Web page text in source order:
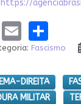
https://
Facebook
Email
Fascismo
DIREITA
MILITAR